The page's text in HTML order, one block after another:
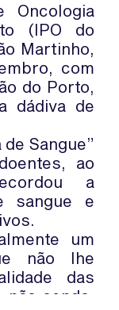
Oncologia
(IPO do
Martinho,
com
do Porto,
dádiva de
Sangue”
ao
a
sangue e
um
não lhe
das
sendo,